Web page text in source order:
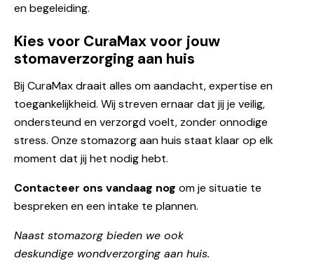
en begeleiding.
Kies voor CuraMax voor jouw
stomaverzorging aan huis
Bij CuraMax draait alles om aandacht, expertise en
toegankelijkheid. Wij streven ernaar dat jij je veilig,
ondersteund en verzorgd voelt, zonder onnodige
stress. Onze stomazorg aan huis staat klaar op elk
moment dat jij het nodig hebt.
Contacteer ons vandaag nog om je situatie te
bespreken en een intake te plannen.
Naast stomazorg bieden we ook
deskundige wondverzorging aan huis.